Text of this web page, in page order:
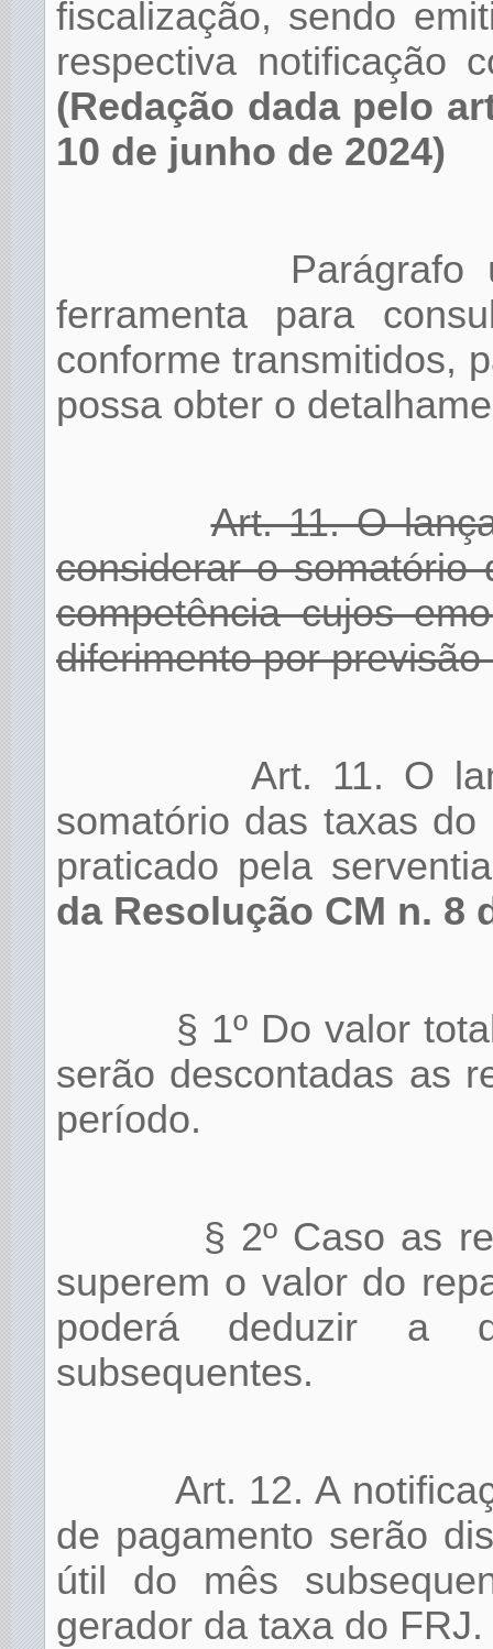
fiscalização, sendo
respectiva notificação
(Redação dada pelo
10 de junho de 2024)
Parágrafo
ferramenta para
conforme transmitidos,
possa obter o
Art. 11. O
considerar o somatório
competência cujos
diferimento por
Art. 11. O
somatório das taxas
praticado pela
da Resolução CM n. 8
§ 1º Do valor
serão descontadas as
período.
§ 2º Caso as
superem o valor do
poderá deduzir a
subsequentes.
Art. 12. A
de pagamento serão
útil do mês
gerador da taxa do FRJ.